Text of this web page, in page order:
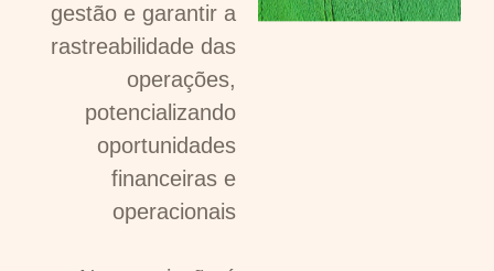
gestão e garantir a
rastreabilidade das
operações,
potencializando
oportunidades
financeiras e
operacionais